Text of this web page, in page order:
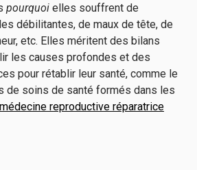
pourquoi elles souffrent de
débilitantes, de maux de tête, de
etc. Elles méritent des bilans
les causes profondes et des
pour rétablir leur santé, comme le
de soins de santé formés dans les
médecine reproductive réparatrice